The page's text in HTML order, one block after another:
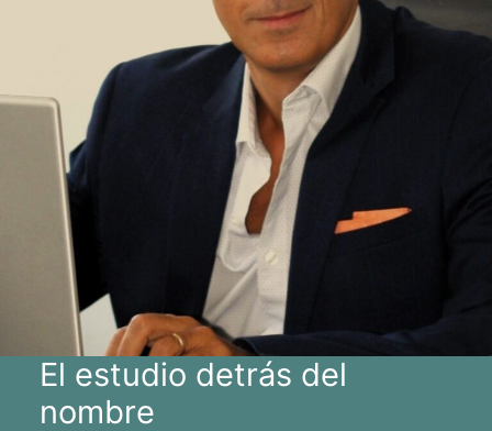
El estudio detrás del
nombre